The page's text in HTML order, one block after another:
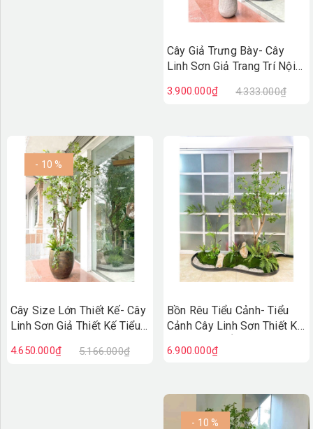
Cây Giả Trưng Bày- Cây
Linh Sơn Giả Trang Trí Nội
Xanh (230cm)- CC1253
3.900.000₫ 4.333.000₫
- 10 %
Cây Size Lớn Thiết Kế- Cây
Linh Sơn Giả Thiết Kế Tiểu
Tạo Không Gian Xanh
4.650.000₫ 5.166.000₫
Bồn Rêu Tiểu Cảnh- Tiểu
Cảnh Cây Linh Sơn Thiết Kế
(200x60x180cm) - RC101
6.900.000₫
- 10 %